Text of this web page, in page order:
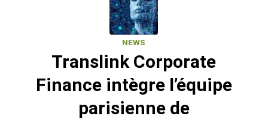
NEWS
Translink Corporate
Finance intègre l’équipe
parisienne de